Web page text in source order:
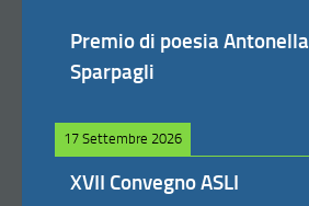
Premio di poesia Antonella
Sparpagli
17 Settembre 2026
XVII Convegno ASLI